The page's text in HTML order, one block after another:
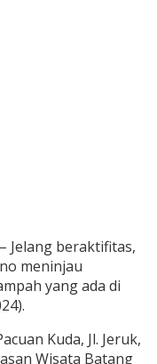
– Jelang beraktifitas,
meninjau
yang ada di
Kuda, Jl. Jeruk,
Wisata Batang